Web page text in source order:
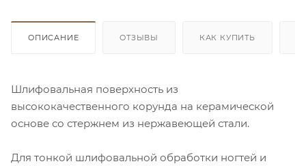
ОПИСАНИЕ ОТЗЫВЫ КАК КУПИТЬ
Шлифовальная поверхность из
высококачественного корунда на керамической
основе со стержнем из нержавеющей стали.
Для тонкой шлифовальной обработки ногтей и